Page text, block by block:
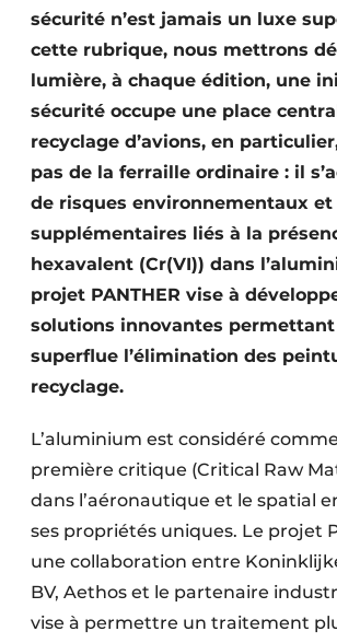
sécurité n’est jamais un luxe
cette rubrique, nous mettrons
lumière, à chaque édition, une
sécurité occupe une place
recyclage d’avions, en
pas de la ferraille ordinaire : il
de risques environnementaux et
supplémentaires liés à la
hexavalent (Cr(VI)) dans
projet PANTHER vise à
solutions innovantes
superflue l’élimination des
recyclage.
L’aluminium est considéré
première critique (Critical Raw
dans l’aéronautique et le spatial
ses propriétés uniques. Le projet
une collaboration entre
BV, ­Aethos et le partenaire
vise à permettre un traitement